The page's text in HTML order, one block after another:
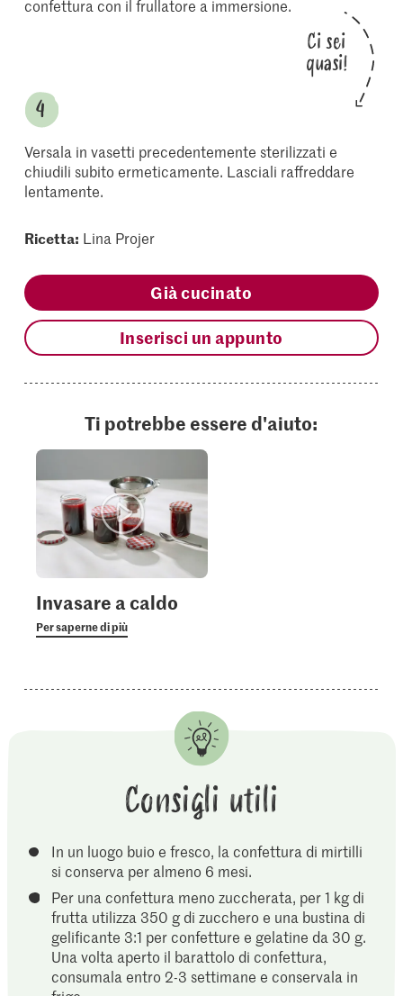
confettura con il frullatore a immersione.
Ci sei
quasi!
Versala in vasetti precedentemente sterilizzati e
chiudili subito ermeticamente. Lasciali raffreddare
lentamente.
Ricetta: Lina Projer
Già cucinato
Inserisci un appunto
Ti potrebbe essere d'aiuto:
Invasare a caldo
Per saperne di più
Consigli utili
In un luogo buio e fresco, la confettura di mirtilli
si conserva per almeno 6 mesi.
Per una confettura meno zuccherata, per 1 kg di
frutta utilizza 350 g di zucchero e una bustina di
gelificante 3:1 per confetture e gelatine da 30 g.
Una volta aperto il barattolo di confettura,
consumala entro 2-3 settimane e conservala in